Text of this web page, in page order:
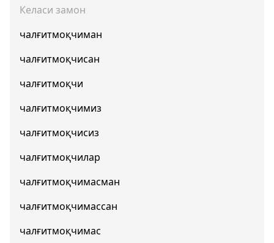
Келаси замон
чалғитмоқчиман
чалғитмоқчисан
чалғитмоқчи
чалғитмоқчимиз
чалғитмоқчисиз
чалғитмоқчилар
чалғитмоқчимасман
чалғитмоқчимассан
чалғитмоқчимас